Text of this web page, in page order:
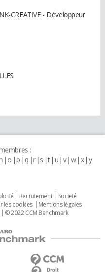
CREATIVE - Développeur
:
o p q r s t u v w x y
Recrutement
Societé
les cookies
Mentions légales
© 2022 CCM Benchmark